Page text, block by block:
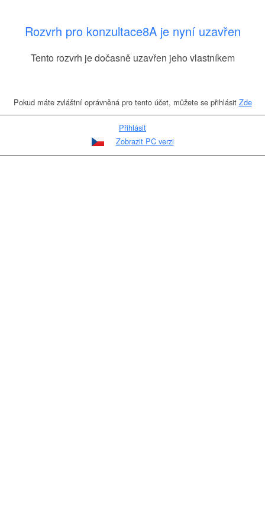
Rozvrh pro konzultace8A je nyní uzavřen
Tento rozvrh je dočasně uzavřen jeho vlastníkem
Pokud máte zvláštní oprávněná pro tento účet, můžete se přihlásit Zde
Přihlásit
Zobrazit PC verzi